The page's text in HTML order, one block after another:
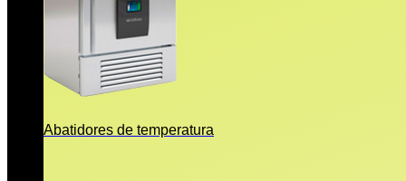
Abatidores de temperatura